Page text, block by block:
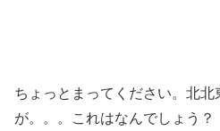
ちょっとまってください。北北
が。。。これはなんでしょう？